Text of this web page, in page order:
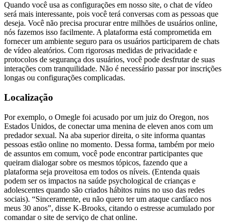
Quando você usa as configurações em nosso site, o chat de vídeo
será mais interessante, pois você terá conversas com as pessoas que
deseja. Você não precisa procurar entre milhões de usuários online,
nós fazemos isso facilmente. A plataforma está comprometida em
fornecer um ambiente seguro para os usuários participarem de chats
de vídeo aleatórios. Com rigorosas medidas de privacidade e
protocolos de segurança dos usuários, você pode desfrutar de suas
interações com tranquilidade. Não é necessário passar por inscrições
longas ou configurações complicadas.
Localização
Por exemplo, o Omegle foi acusado por um juiz do Oregon, nos
Estados Unidos, de conectar uma menina de eleven anos com um
predador sexual. Na aba superior direita, o site informa quantas
pessoas estão online no momento. Dessa forma, também por meio
de assuntos em comum, você pode encontrar participantes que
queiram dialogar sobre os mesmos tópicos, fazendo que a
plataforma seja proveitosa em todos os níveis. (Entenda quais
podem ser os impactos na saúde psychological de crianças e
adolescentes quando são criados hábitos ruins no uso das redes
sociais). “Sinceramente, eu não quero ter um ataque cardíaco nos
meus 30 anos”, disse K-Brooks, citando o estresse acumulado por
comandar o site de serviço de chat online.